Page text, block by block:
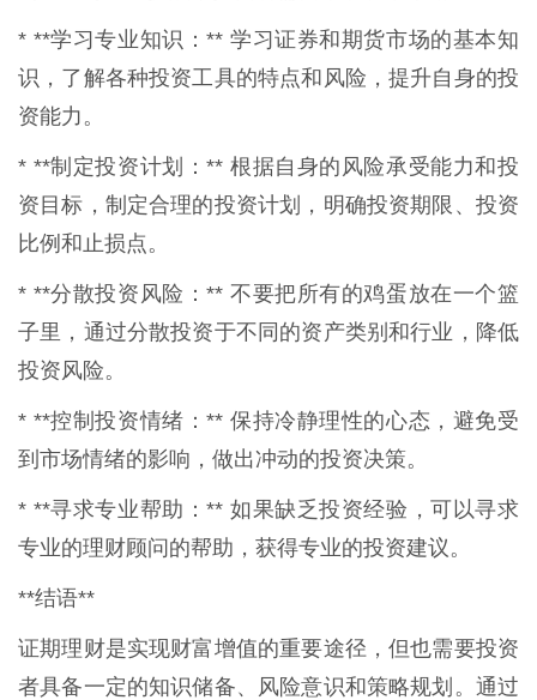
* **学习专业知识：** 学习证券和期货市场的基本知
识，了解各种投资工具的特点和风险，提升自身的投
资能力。
* **制定投资计划：** 根据自身的风险承受能力和投
资目标，制定合理的投资计划，明确投资期限、投资
比例和止损点。
* **分散投资风险：** 不要把所有的鸡蛋放在一个篮
子里，通过分散投资于不同的资产类别和行业，降低
投资风险。
* **控制投资情绪：** 保持冷静理性的心态，避免受
到市场情绪的影响，做出冲动的投资决策。
* **寻求专业帮助：** 如果缺乏投资经验，可以寻求
专业的理财顾问的帮助，获得专业的投资建议。
**结语**
证期理财是实现财富增值的重要途径，但也需要投资
者具备一定的知识储备、风险意识和策略规划。通过